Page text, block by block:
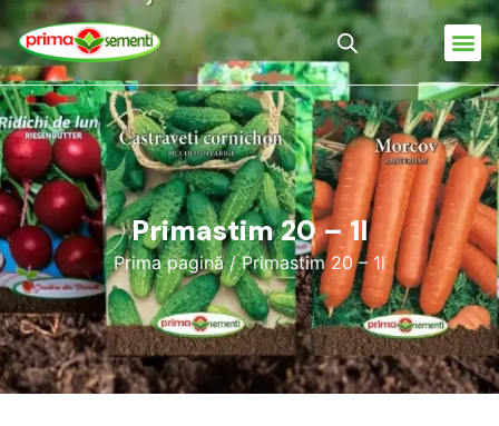
Primastim 20 – 1l
Prima pagină/ Primastim 20 – 1l